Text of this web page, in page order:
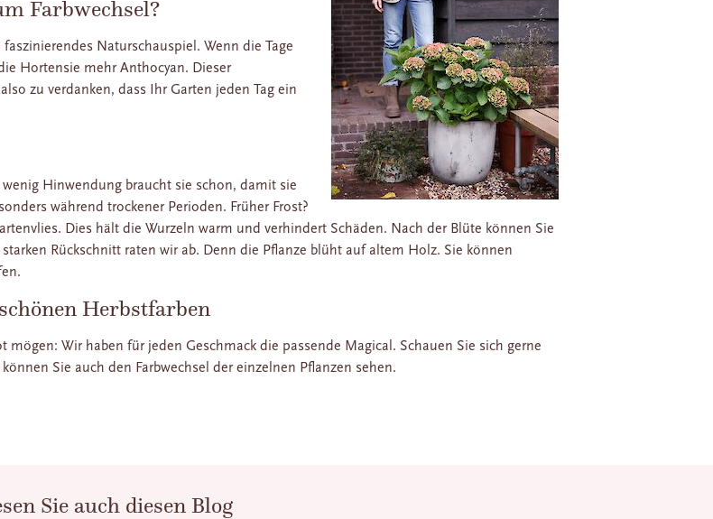
Farbwechsel?
Naturschauspiel. Wenn die Tage
Hortensie mehr Anthocyan. Dieser
zu verdanken, dass Ihr Garten jeden Tag ein
Hinwendung braucht sie schon, damit sie
während trockener Perioden. Früher Frost?
Dies hält die Wurzeln warm und verhindert Schäden. Nach der Blüte können Sie
Rückschnitt raten wir ab. Denn die Pflanze blüht auf altem Holz. Sie können
Herbstfarben
mögen: Wir haben für jeden Geschmack die passende Magical. Schauen Sie sich gerne
Sie auch den Farbwechsel der einzelnen Pflanzen sehen.
Sie auch diesen Blog